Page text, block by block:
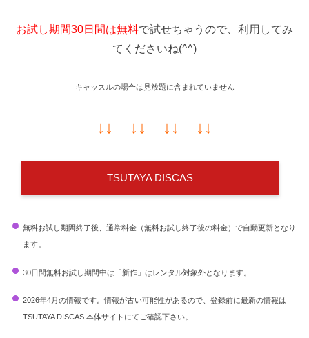
お試し期間30日間は無料で試せちゃうので、利用してみ
てくださいね(^^)
キャッスルの場合は見放題に含まれていません
↓↓ ↓↓ ↓↓ ↓↓
TSUTAYA DISCAS
無料お試し期間終了後、通常料金（無料お試し終了後の料金）で自動更新となり
ます。
30日間無料お試し期間中は「新作」はレンタル対象外となります。
2026年4月の情報です。情報が古い可能性があるので、登録前に最新の情報は
TSUTAYA DISCAS 本体サイトにてご確認下さい。